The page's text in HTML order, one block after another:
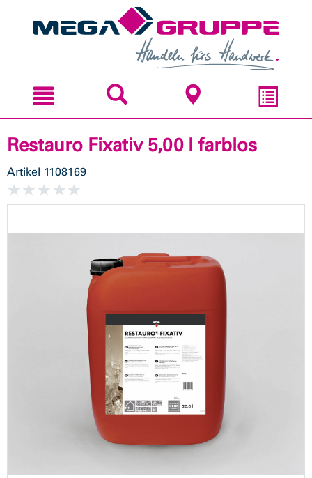
Restauro Fixativ 5,00 l farblos
Artikel 1108169